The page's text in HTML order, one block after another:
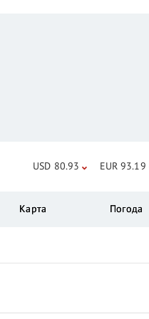
USD 80.93 EUR 93.19
Карта Погода